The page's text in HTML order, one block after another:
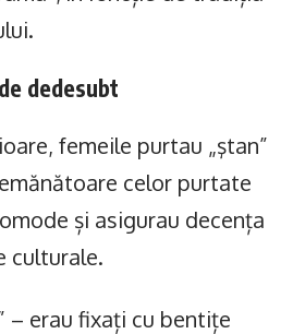
dedesubt
femeile purtau „ştan”
celor purtate
și asigurau decența
culturale.
– erau fixați cu bentițe